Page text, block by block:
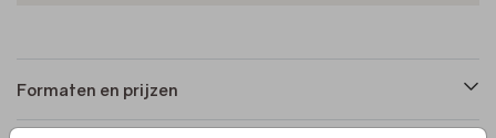
Formaten en prijzen